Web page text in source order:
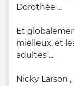
Dorothée ...
Et
mielleux, et
adultes ...
Nicky Larson ,